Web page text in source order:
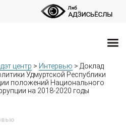
центр > Интервью > Доклад
Удмуртской Республики
положений Национального
на 2018-2020 годы